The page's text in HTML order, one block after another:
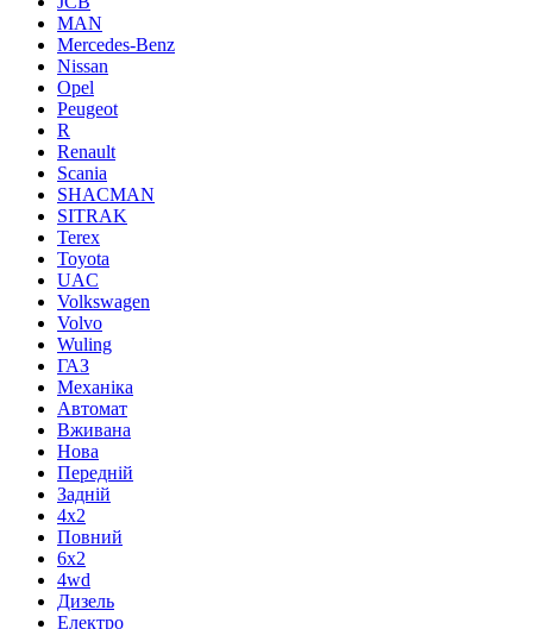
MAN
Mercedes-Benz
Nissan
Opel
Peugeot
R
Renault
Scania
SHACMAN
SITRAK
Terex
Toyota
UAC
Volkswagen
Volvo
Wuling
ГАЗ
Механіка
Автомат
Вживана
Нова
Передній
Задній
4х2
Повний
6х2
4wd
Дизель
Електро